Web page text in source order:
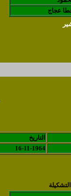
عجاج
التاريخ
16-11-1964
التشكيلة